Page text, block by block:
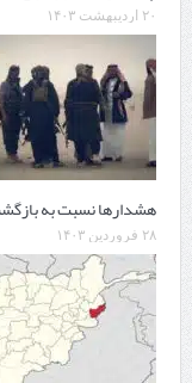
۲۰ اردیبهشت ۱۴۰۳
هشدارها نسبت به
۲۸ فروردین ۱۴۰۳